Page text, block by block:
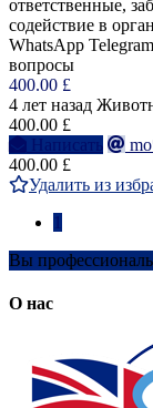
ответственные,
содействие в
WhatsApp
вопросы
400.00 £
4 лет назад
400.00 £
Написать
400.00 £
Удалить из
Вы
О нас